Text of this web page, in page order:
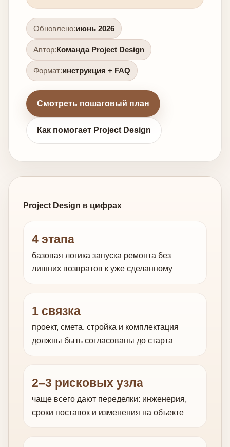
Обновлено:июнь 2026
Автор:Команда Project Design
Формат:инструкция + FAQ
Смотреть пошаговый план
Как помогает Project Design
Project Design в цифрах
4 этапа
базовая логика запуска ремонта без
лишних возвратов к уже сделанному
1 связка
проект, смета, стройка и комплектация
должны быть согласованы до старта
2–3 рисковых узла
чаще всего дают переделки: инженерия,
сроки поставок и изменения на объекте